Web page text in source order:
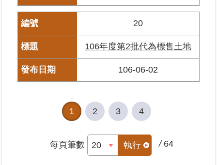
20
106年度第2批代為標售土地
106-06-02
1 2 3 4
每頁筆數 執行 / 64